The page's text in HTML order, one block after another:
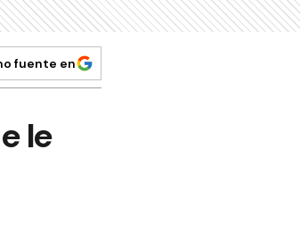
fuente en
le